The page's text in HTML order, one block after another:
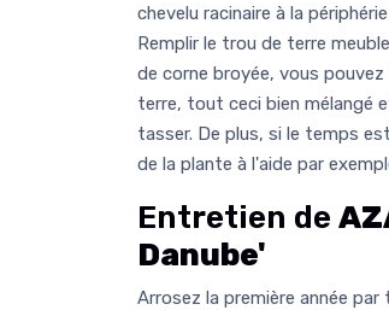
chevelu racinaire à la
Remplir le trou de terre
de corne broyée, vous
terre, tout ceci bien mélangé
tasser. De plus, si le temps
de la plante à l'aide par
Entretien de
Danube'
Arrosez la première année